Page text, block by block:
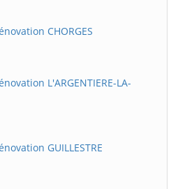
CHORGES
L'ARGENTIERE-LA-
GUILLESTRE